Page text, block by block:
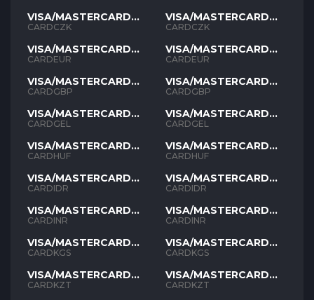
VISA/MASTERCARD
CZK
CARDCZK
VISA/MASTERCARD
EUR
CARDEUR
VISA/MASTERCARD
GBP
CARDGBP
VISA/MASTERCARD
GEL
CARDGEL
VISA/MASTERCARD
HUF
CARDHUF
VISA/MASTERCARD
IDR
CARDIDR
VISA/MASTERCARD
INR
CARDINR
VISA/MASTERCARD
KGS
CARDKGS
VISA/MASTERCARD
KZT
CARDKZT
VISA/MASTERCARD
CZK
CARDCZK
VISA/MASTERCARD
EUR
CARDEUR
VISA/MASTERCARD
GBP
CARDGBP
VISA/MASTERCARD
GEL
CARDGEL
VISA/MASTERCARD
HUF
CARDHUF
VISA/MASTERCARD
IDR
CARDIDR
VISA/MASTERCARD
INR
CARDINR
VISA/MASTERCARD
KGS
CARDKGS
VISA/MASTERCARD
KZT
CARDKZT